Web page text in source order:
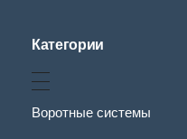
Категории
Воротные системы